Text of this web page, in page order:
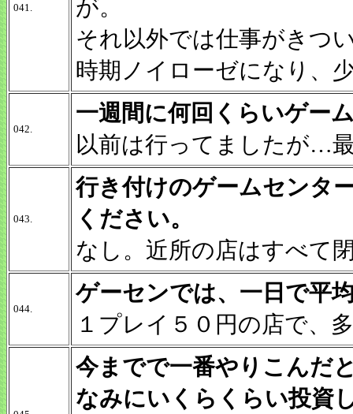
041.
が。
それ以外では仕事がきつ
時期ノイローゼになり、
042.
一週間に何回くらいゲー
以前は行ってましたが…
043.
行き付けのゲームセンタ
ください。
なし。近所の店はすべて
044.
ゲーセンでは、一日で平
１プレイ５０円の店で、
今までで一番やりこんだ
なみにいくらくらい投資